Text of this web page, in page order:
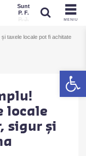
MENIU
Sunt
P. F.
P. J.
taxele locale pot fi achitate
locale
sigur și